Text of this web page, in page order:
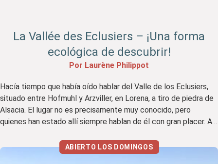
La Vallée des Eclusiers – ¡Una forma
ecológica de descubrir!
Por Laurène Philippot
Hacía tiempo que había oído hablar del Valle de los Eclusiers,
situado entre Hofmuhl y Arzviller, en Lorena, a tiro de piedra de
Alsacia. El lugar no es precisamente muy conocido, pero
quienes han estado allí siempre hablan de él con gran placer. Así
Me ha […]
ABIERTO LOS DOMINGOS